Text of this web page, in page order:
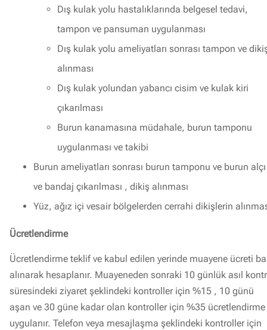
Dış kulak yolu hastalıklarında belgesel tedavi,
tampon ve pansuman uygulanması
Dış kulak yolu ameliyatları sonrası tampon ve
alınması
Dış kulak yolundan yabancı cisim ve kulak kiri
çıkarılması
Burun kanamasına müdahale, burun tamponu
uygulanması ve takibi
Burun ameliyatları sonrası burun tamponu ve burun alçı
ve bandaj çıkarılması , dikiş alınması
Yüz, ağız içi vesair bölgelerden cerrahi dikişlerin
Ücretlendirme
Ücretlendirme teklif ve kabul edilen yerinde muayene ücreti
alınarak hesaplanır. Muayeneden sonraki 10 günlük asıl
süresindeki ziyaret şeklindeki kontroller için %15 , 10 günü
aşan ve 30 güne kadar olan kontroller için %35 ücretlendirme
uygulanır. Telefon veya mesajlaşma şeklindeki kontroller için